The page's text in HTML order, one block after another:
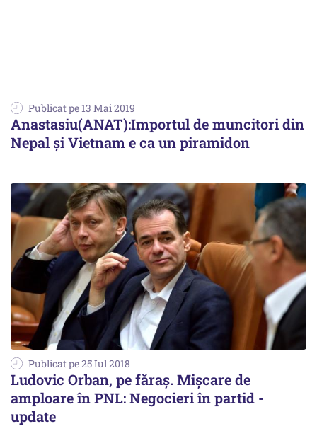
Publicat pe 13 Mai 2019
Anastasiu(ANAT):Importul de muncitori din
Nepal şi Vietnam e ca un piramidon
Publicat pe 25 Iul 2018
Ludovic Orban, pe făraș. Mișcare de
amploare în PNL: Negocieri în partid -
update